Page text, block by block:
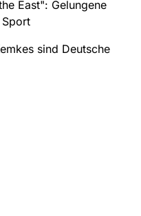
East": Gelungene
sind Deutsche